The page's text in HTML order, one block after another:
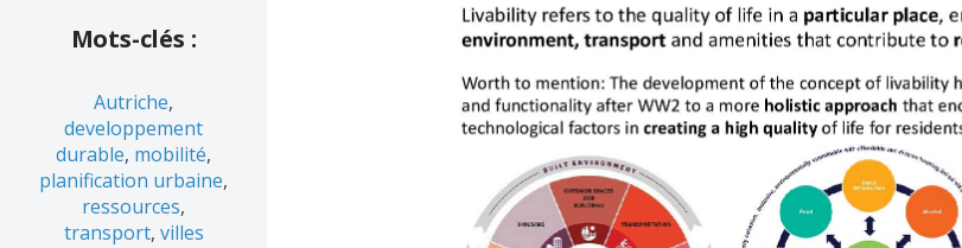
Mots-clés :
Autriche,
developpement
durable, mobilité,
planification urbaine,
ressources,
transport, villes